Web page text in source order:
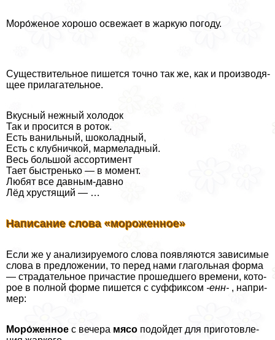
Моро́женое хоро­шо осве­жа­ет в жар­кую пого­ду.
Существительное пишет­ся точ­но так же, как и про­из­во­дя­
щее при­ла­га­тель­ное.
Вкусный неж­ный холо­док
Так и про­сит­ся в роток.
Есть ваниль­ный, шоко­лад­ный,
Есть с клуб­нич­кой, мар­ме­лад­ный.
Весь боль­шой ассор­ти­мент
Тает быст­рень­ко — в момент.
Любят все давным-давно
Лёд хру­стя­щий — …
Написание слова «мороженное»
Если же у ана­ли­зи­ру­е­мо­го сло­ва появ­ля­ют­ся зави­си­мые
сло­ва в пред­ло­же­нии, то перед нами гла­голь­ная фор­ма
— стра­да­тель­ное при­ча­стие про­шед­ше­го вре­ме­ни, кото­
рое в пол­ной фор­ме пишет­ся с суф­фик­сом -енн- , напри­
мер:
Моро́женное с вече­ра мясо подой­дет для при­го­тов­ле­